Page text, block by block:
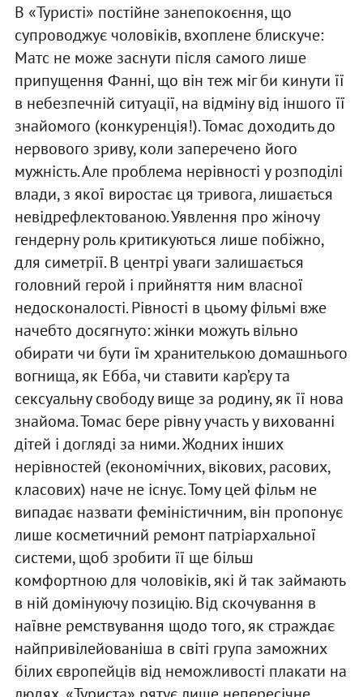
В «Туристі» постійне занепокоєння, що
супроводжує чоловіків, вхоплене блискуче:
Матс не може заснути після самого лише
припущення Фанні, що він теж міг би кинути її
в небезпечній ситуації, на відміну від іншого її
знайомого (конкуренція!). Томас доходить до
нервового зриву, коли заперечено його
мужність. Але проблема нерівності у розподілі
влади, з якої виростає ця тривога, лишається
невідрефлектованою. Уявлення про жіночу
гендерну роль критикуються лише побіжно,
для симетрії. В центрі уваги залишається
головний герой і прийняття ним власної
недосконалості. Рівності в цьому фільмі вже
начебто досягнуто: жінки можуть вільно
обирати чи бути їм хранителькою домашнього
вогнища, як Ебба, чи ставити кар’єру та
сексуальну свободу вище за родину, як її нова
знайома. Томас бере рівну участь у вихованні
дітей і догляді за ними. Жодних інших
нерівностей (економічних, вікових, расових,
класових) наче не існує. Тому цей фільм не
випадає назвати феміністичним, він пропонує
лише косметичний ремонт патріархальної
системи, щоб зробити її ще більш
комфортною для чоловіків, які й так займають
в ній домінуючу позицію. Від скочування в
наївне ремствування щодо того, як страждає
найпривілейованіша в світі група заможних
білих європейців від неможливості плакати на